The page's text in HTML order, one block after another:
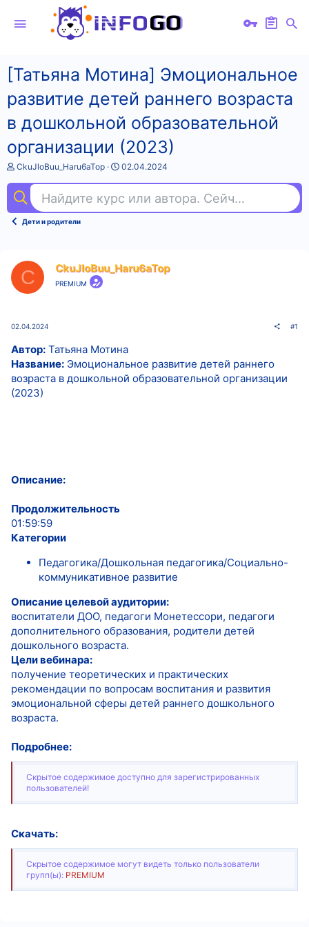
[Татьяна Мотина] Эмоциональное
развитие детей раннего возраста
в дошкольной образовательной
организации (2023)
А
т
о
т
CkuJloBuu_Haru6aTop
Д
а
н
а
02.04.2024
Найдите курс или автора. Сейчас ищут
Дети и родители
C CkuJloBuu_Haru6aTop
PREMIUM
02.04.2024 #1
Автор: Татьяна Мотина
Название: Эмоциональное развитие детей раннего
возраста в дошкольной образовательной организации
(2023)
Описание:
Продолжительность
01:59:59
Категории
Педагогика/Дошкольная педагогика/Социально-
коммуникативное развитие
Описание целевой аудитории:
воспитатели ДОО, педагоги Монетессори, педагоги
дополнительного образования, родители детей
дошкольного возраста.
Цели вебинара:
получение теоретических и практических
рекомендации по вопросам воспитания и развития
эмоциональной сферы детей раннего дошкольного
возраста.
Подробнее:
Скрытое содержимое доступно для зарегистрированных
пользователей!
Скачать:
Скрытое содержимое могут видеть только пользователи
групп(ы): PREMIUM